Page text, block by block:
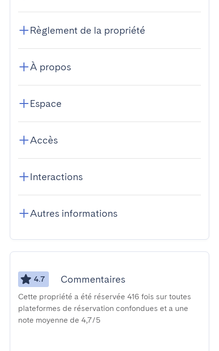
Règlement de la propriété
À propos
Espace
Accès
Interactions
Autres informations
4.7 Commentaires
Cette propriété a été réservée 416 fois sur toutes
plateformes de réservation confondues et a une
note moyenne de 4,7/5